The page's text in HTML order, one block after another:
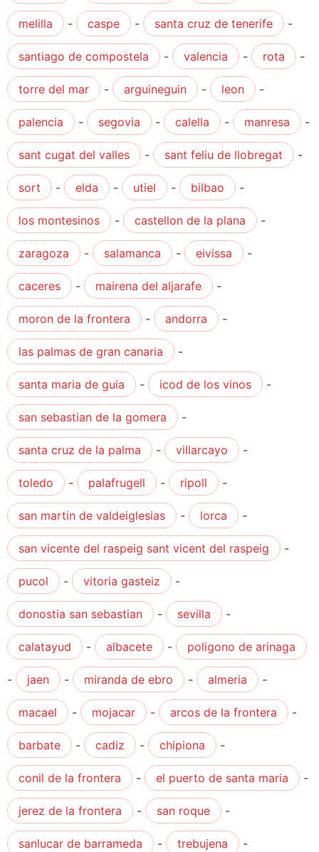
melilla - caspe - santa cruz de tenerife -
santiago de compostela - valencia - rota -
torre del mar - arguineguin - leon -
palencia - segovia - calella - manresa -
sant cugat del valles - sant feliu de llobregat -
sort - elda - utiel - bilbao -
los montesinos - castellon de la plana -
zaragoza - salamanca - eivissa -
caceres - mairena del aljarafe -
moron de la frontera - andorra -
las palmas de gran canaria -
santa maria de guia - icod de los vinos -
san sebastian de la gomera -
santa cruz de la palma - villarcayo -
toledo - palafrugell - ripoll -
san martin de valdeiglesias - lorca -
san vicente del raspeig sant vicent del raspeig -
pucol - vitoria gasteiz -
donostia san sebastian - sevilla -
calatayud - albacete - poligono de arinaga
- jaen - miranda de ebro - almeria -
macael - mojacar - arcos de la frontera -
barbate - cadiz - chipiona -
conil de la frontera - el puerto de santa maria -
jerez de la frontera - san roque -
sanlucar de barrameda - trebujena -